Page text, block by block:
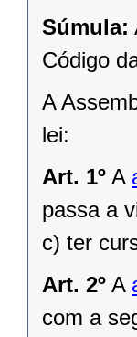
Súmula:
Código
A
lei:
Art. 1º A
passa a
c) ter
Art. 2º A
com a